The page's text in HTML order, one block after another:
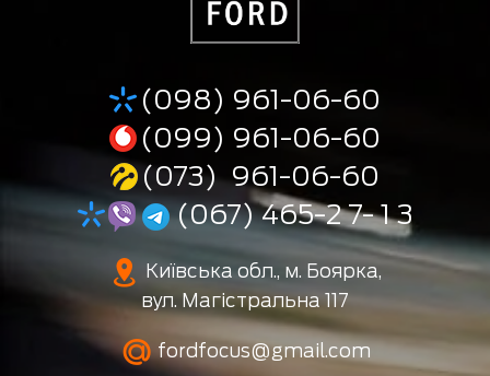
(098) 961-06-60
(099) 961-06-60
(073) 961-06-60
(067) 465-2 7- 1 3
Київська обл., м. Боярка,
вул. Магістральна 117
fordfocus@gmail.com